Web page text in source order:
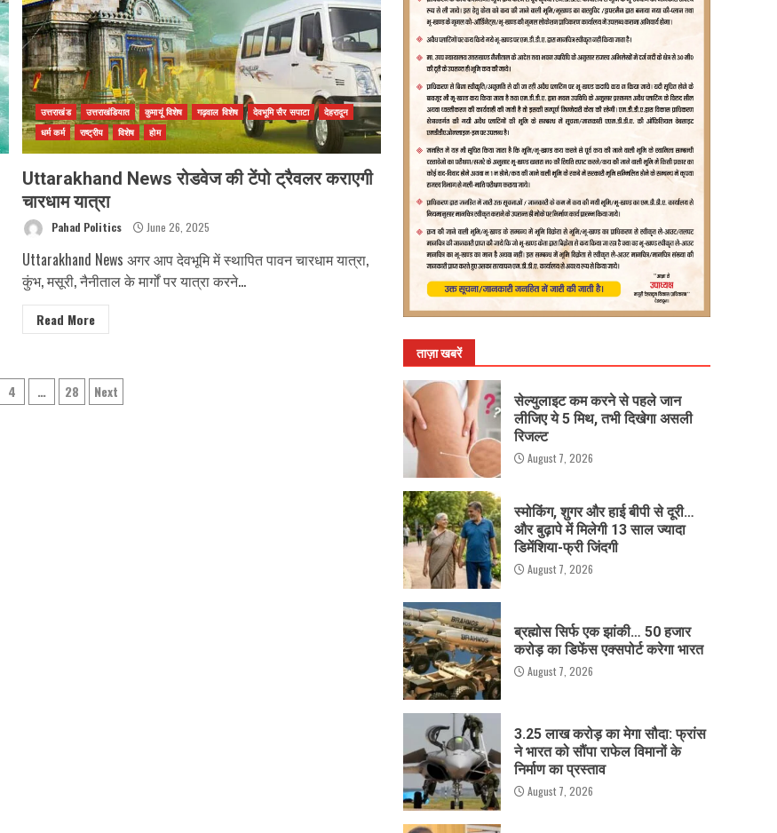
उत्तराखंड उत्तराखंडियात कुमायूं विशेष गढ़वाल विशेष देवभूमि सैर सपाटा
देहरादून
धर्म कर्म
राष्ट्रीय विशेष होम
Uttarakhand News रोडवेज की टेंपो ट्रैवलर कराएगी
चारधाम यात्रा
Pahad Politics June 26, 2025
Uttarakhand News अगर आप देवभूमि में स्थापित पावन चारधाम यात्रा,
कुंभ, मसूरी, नैनीताल के मार्गों पर यात्रा करने...
Read More
4 … 28 Next
ताज़ा खबरें
सेल्युलाइट कम करने से पहले जान
लीजिए ये 5 मिथ, तभी दिखेगा असली
रिजल्ट
August 7, 2026
स्मोकिंग, शुगर और हाई बीपी से दूरी…
और बुढ़ापे में मिलेगी 13 साल ज्यादा
डिमेंशिया-फ्री जिंदगी
August 7, 2026
ब्रह्मोस सिर्फ एक झांकी… 50 हजार
करोड़ का डिफेंस एक्सपोर्ट करेगा भारत
August 7, 2026
3.25 लाख करोड़ का मेगा सौदा: फ्रांस
ने भारत को सौंपा राफेल विमानों के
निर्माण का प्रस्ताव
August 7, 2026